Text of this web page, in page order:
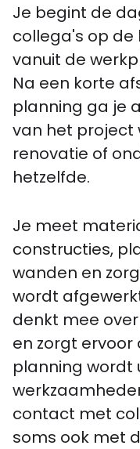
Je begint de
collega's op
vanuit de
Na een korte
planning ga je
van het project
renovatie of
hetzelfde.
Je meet
constructies,
wanden en
wordt
denkt mee
en zorgt
planning wordt
contact met
soms ook met